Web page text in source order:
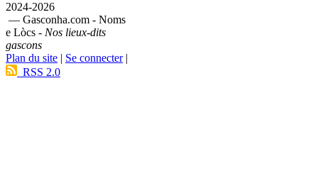
2024-2026
— Gasconha.com - Noms
e Lòcs - Nos lieux-dits
gascons
Plan du site | Se connecter|
RSS 2.0